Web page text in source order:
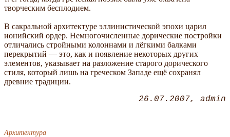
творческим бесплодием.
В сакральной архитектуре эллинистической эпохи царил
ионийский ордер. Немногочисленные дорические постройки
отличались стройными колоннами и лёгкими балками
перекрытий — это, как и появление некоторых других
элементов, указывает на разложение старого дорического
стиля, который лишь на греческом Западе ещё сохранял
древние традиции.
26.07.2007 admin
Архитектура